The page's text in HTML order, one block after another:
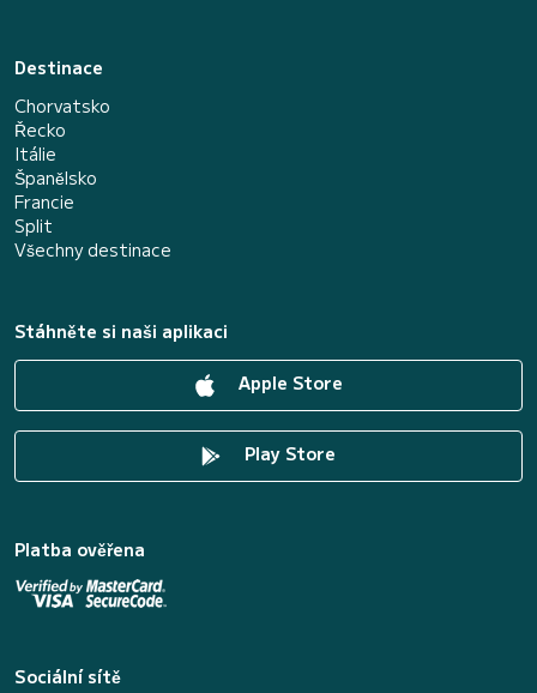
Destinace
Chorvatsko
Řecko
Itálie
Španělsko
Francie
Split
Všechny destinace
Stáhněte si naši aplikaci
Apple Store
Play Store
Platba ověřena
Sociální sítě